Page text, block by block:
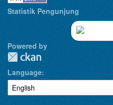
Statistik Pengunjung
Powered by
Language